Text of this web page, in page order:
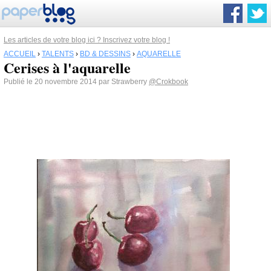
Les articles de votre blog ici ? Inscrivez votre blog !
ACCUEIL › TALENTS › BD & DESSINS › AQUARELLE
Cerises à l'aquarelle
Publié le 20 novembre 2014 par Strawberry @Crokbook